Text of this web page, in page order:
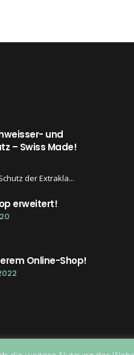
und
– Swiss Made!
der Extrakla...
erweitert!
Online-Shop!